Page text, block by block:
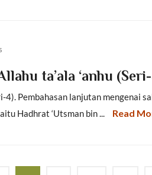
ta’ala ‘anhu
4). Pembahasan lanjutan mengenai
Hadhrat ‘Utsman bin ...
Read